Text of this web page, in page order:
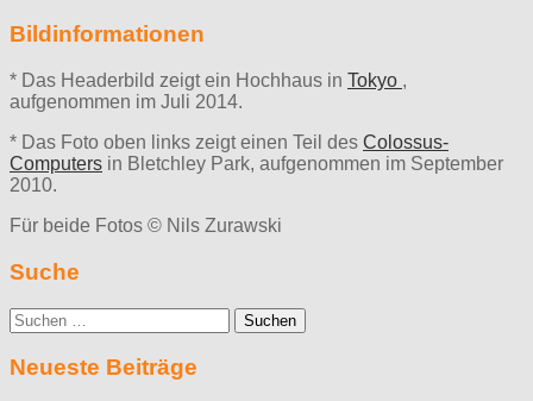
Bildinformationen
* Das Headerbild zeigt ein Hochhaus in Tokyo ,
aufgenommen im Juli 2014.
* Das Foto oben links zeigt einen Teil des Colossus-
Computers in Bletchley Park, aufgenommen im September
2010.
Für beide Fotos © Nils Zurawski
Suche
Suche
nach:
Neueste Beiträge